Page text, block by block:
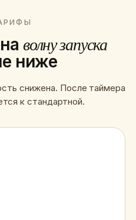
волну запуска
ниже
снижена. После таймера
к стандартной.